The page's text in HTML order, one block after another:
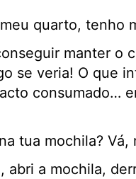
quarto, tenho
manter o
se veria! O que
consumado…
tua mochila?
abri a mochila,